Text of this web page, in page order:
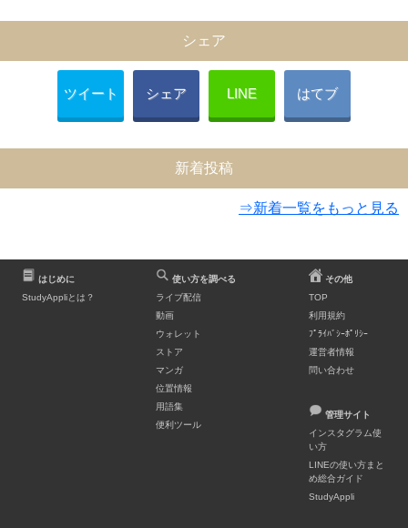
シェア
ツイート シェア LINE はてブ
新着投稿
⇒新着一覧をもっと見る
はじめに
StudyAppliとは？
使い方を調べる
ライブ配信
動画
ウォレット
ストア
マンガ
位置情報
用語集
便利ツール
その他
TOP
利用規約
ﾌﾟﾗｲﾊﾞｼｰﾎﾟﾘｼｰ
運営者情報
問い合わせ
管理サイト
インスタグラム使
い方
LINEの使い方まと
め総合ガイド
StudyAppli